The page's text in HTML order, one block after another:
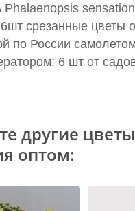
Phalaenopsis
срезанные цветы
по России
6 шт от
другие
оптом: